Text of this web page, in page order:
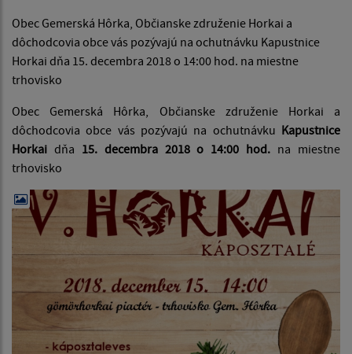
Obec Gemerská Hôrka, Občianske združenie Horkai a
dôchodcovia obce vás pozývajú na ochutnávku Kapustnice
Horkai dňa 15. decembra 2018 o 14:00 hod. na miestne
trhovisko
Obec Gemerská Hôrka, Občianske združenie Horkai a
dôchodcovia obce vás pozývajú na ochutnávku Kapustnice
Horkai dňa 15. decembra 2018 o 14:00 hod. na miestne
trhovisko